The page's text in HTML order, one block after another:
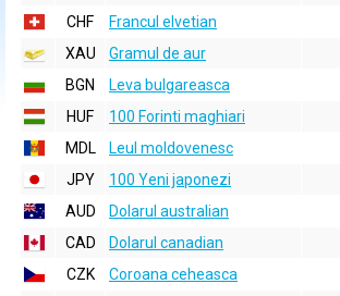
CHF
Francul elvetian
XAU
Gramul de aur
BGN
Leva bulgareasca
HUF
100 Forinti maghiari
MDL
Leul moldovenesc
JPY
100 Yeni japonezi
AUD
Dolarul australian
CAD
Dolarul canadian
CZK
Coroana ceheasca